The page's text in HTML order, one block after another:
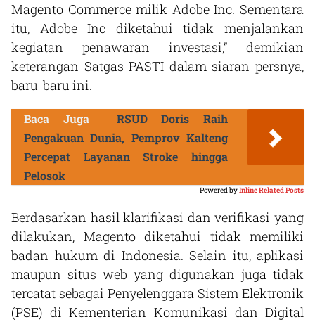
Magento Commerce milik Adobe Inc. Sementara
itu, Adobe Inc diketahui tidak menjalankan
kegiatan penawaran investasi,” demikian
keterangan Satgas PASTI dalam siaran persnya,
baru-baru ini.
Baca Juga
RSUD Doris Raih
Pengakuan Dunia, Pemprov Kalteng
Percepat Layanan Stroke hingga
Pelosok
Powered byInline Related Posts
Berdasarkan hasil klarifikasi dan verifikasi yang
dilakukan, Magento diketahui tidak memiliki
badan hukum di Indonesia. Selain itu, aplikasi
maupun situs web yang digunakan juga tidak
tercatat sebagai Penyelenggara Sistem Elektronik
(PSE) di Kementerian Komunikasi dan Digital